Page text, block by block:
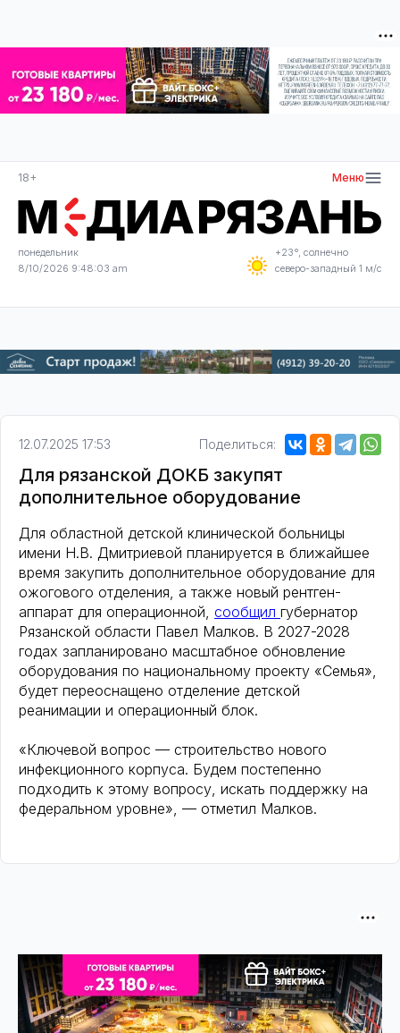
18+ Меню
понедельник
8/10/2026 9:48:04 am
+23°, солнечно
северо-западный 1 м/с
12.07.2025 17:53 Поделиться:
Для рязанской ДОКБ закупят
дополнительное оборудование
Для областной детской клинической больницы
имени Н.В. Дмитриевой планируется в ближайшее
время закупить дополнительное оборудование для
ожогового отделения, а также новый рентген-
аппарат для операционной, сообщил губернатор
Рязанской области Павел Малков. В 2027-2028
годах запланировано масштабное обновление
оборудования по национальному проекту «Семья»,
будет переоснащено отделение детской
реанимации и операционный блок.
«Ключевой вопрос — строительство нового
инфекционного корпуса. Будем постепенно
подходить к этому вопросу, искать поддержку на
федеральном уровне», — отметил Малков.